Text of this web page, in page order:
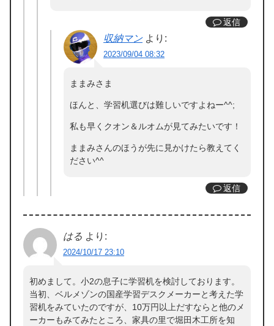
返信
収納マン より:
2023/09/04 08:32
ままみさま
ほんと、学習机選びは難しいですよねー^^;
私も早くクオン＆ルオムが見てみたいです！
ままみさんのほうが先に見かけたら教えてく
ださい^^
返信
はる より:
2024/10/17 23:10
初めまして。小2の息子に学習机を検討しております。
当初、ベルメゾンの国産学習デスクメーカーと考えた学
習机をみていたのですが、10万円以上だすならと他のメ
ーカーもみてみたところ、家具の里で堀田木工所を知